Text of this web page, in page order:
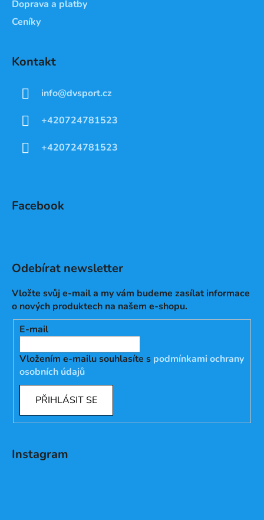
Doprava a platby
Ceníky
Kontakt
info@dvsport.cz
+420724781523
+420724781523
Facebook
Odebírat newsletter
Vložte svůj e-mail a my vám budeme zasílat informace
o nových produktech na našem e-shopu.
E-mail
Vložením e-mailu souhlasíte s podmínkami ochrany
osobních údajů
PŘIHLÁSIT SE
Instagram